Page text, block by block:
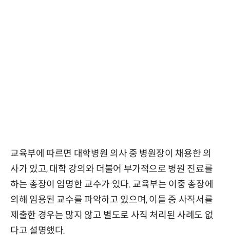
교육부에 따르면 대학병원 의사 중 병원장이 채용한 의
사가 있고, 대학 강의와 더불어 부가적으로 병원 진료를
하는 총장이 임명한 교수가 있다. 교육부는 이중 총장에
의해 임용된 교수를 파악하고 있으며, 이들 중 사직서를
제출한 경우는 많지 않고 별도로 사직 처리된 사례도 없
다고 설명했다.